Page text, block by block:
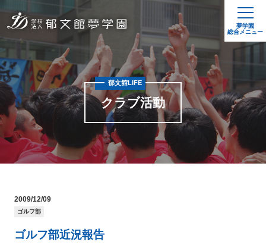
夢学園
総合メニュー
クラブ活動
郁文館LIFE
2009/12/09
ゴルフ部
ゴルフ部近況報告